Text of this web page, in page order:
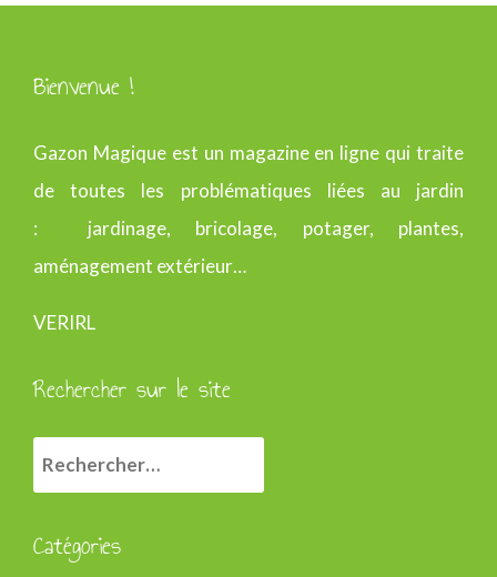
Bienvenue !
Gazon Magique est un magazine en ligne qui traite
de toutes les problématiques liées au jardin
: jardinage, bricolage, potager, plantes,
aménagement extérieur…
VERIRL
Rechercher sur le site
R
e
Catégories